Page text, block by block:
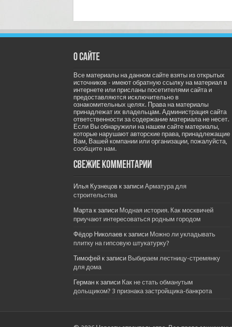
О сайте
Все материалы на данном сайте взяты из открытых
источников - имеют обратную ссылку на материал в
интернете или присланы посетителями сайта и
предоставляются исключительно в
ознакомительных целях. Права на материалы
принадлежат их владельцам. Администрация сайта
ответственности за содержание материала не несет.
Если Вы обнаружили на нашем сайте материалы,
которые нарушают авторские права, принадлежащие
Вам, Вашей компании или организации, пожалуйста,
сообщите нам.
Свежие комментарии
Илья Кузнецовк записи Арматура для
строительства
Мартак записи Модная история. Как москвичей
приучают интересоваться родным городом
Фёдор Николаевк записи Можно ли укладывать
плитку на гипсовую штукатурку?
Тимофейк записи Выбираем лестницу-стремянку
для дома
Германк записи Как не стать обманутым
дольщиком? 3 признака застройщика-банкрота